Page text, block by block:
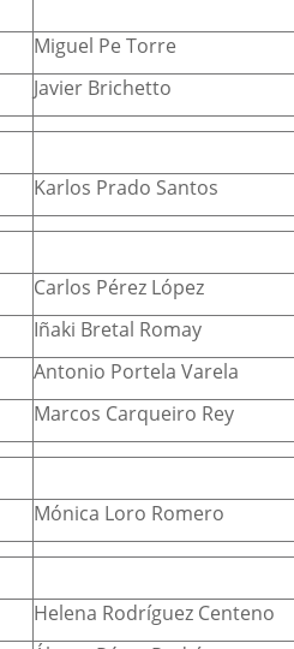
Miguel Pe Torre
Javier Brichetto
Karlos Prado Santos
Carlos Pérez López
Iñaki Bretal Romay
Antonio Portela Varela
Marcos Carqueiro Rey
Mónica Loro Romero
Helena Rodríguez Centeno